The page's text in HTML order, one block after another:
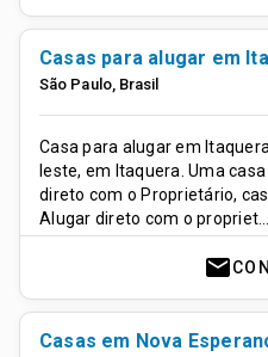
Casas para alugar em
São Paulo, Brasil
Casa para alugar em
leste, em Itaquera. Uma
direto com o Proprietário,
Alugar direto com o propriet…
mail
Casas em Nova